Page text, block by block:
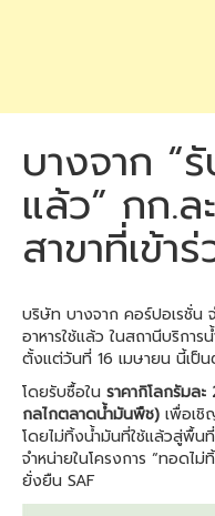
บางจาก “
แล้ว” กก.
สาขาที่เข้า
บริษัท บางจาก คอร์ปอเรชั่น
อาหารใช้แล้ว ในสถานีบริกา
ตั้งแต่วันที่ 16 เมษายน นี้เป็น
โดยรับซื้อใน ราคากิโลกรัมล
กลไกตลาดน้ำมันพืช) เพื่อเชิ
โดยไม่ทิ้งน้ำมันที่ใช้แล้วสู่พื้น
จำหน่ายในโครงการ “ทอดไ
ยั่งยืน SAF